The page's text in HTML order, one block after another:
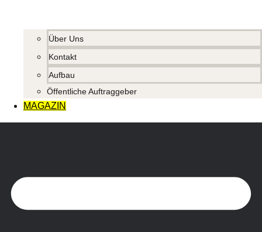
Über Uns
Kontakt
Aufbau
Öffentliche Auftraggeber
MAGAZIN